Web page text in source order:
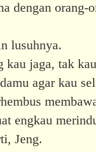
dengan orang-
lusuhnya.
kau jaga, tak
agar kau
engkau
Jeng.